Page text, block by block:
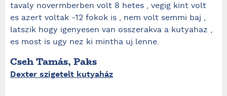
tavaly novermberben volt 8 hetes , vegig kint volt
es azert voltak -12 fokok is , nem volt semmi baj ,
latszik hogy igenyesen van osszerakva a kutyahaz ,
es most is ugy nez ki mintha uj lenne.
Cseh Tamás, Paks
Dexter szigetelt kutyaház